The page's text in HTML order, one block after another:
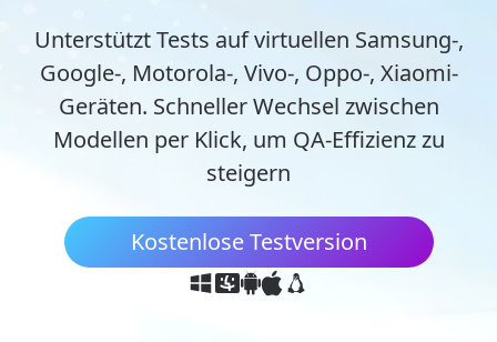
Unterstützt Tests auf virtuellen Samsung-,
Google-, Motorola-, Vivo-, Oppo-, Xiaomi-
Geräten. Schneller Wechsel zwischen
Modellen per Klick, um QA-Effizienz zu
steigern
Kostenlose Testversion